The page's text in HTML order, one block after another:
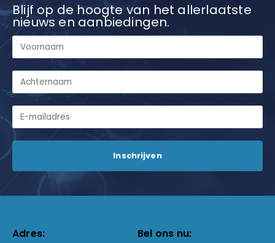
Blijf op de hoogte van het allerlaatste
nieuws en aanbiedingen.
Adres: Bel ons nu: